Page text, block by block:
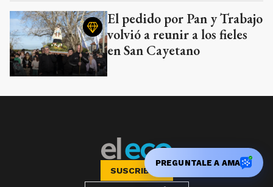
El pedido por Pan y Trabajo
volvió a reunir a los fieles
en San Cayetano
SUSCRIBITE
PREGUNTALE A AMA